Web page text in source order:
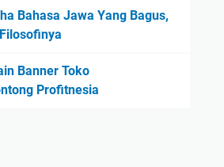
Bahasa Jawa Yang Bagus,
Banner Toko
Profitnesia